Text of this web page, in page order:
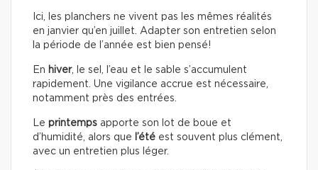
Ici, les planchers ne vivent pas les mêmes réalités
en janvier qu’en juillet. Adapter son entretien selon
la période de l’année est bien pensé!
En hiver, le sel, l’eau et le sable s’accumulent
rapidement. Une vigilance accrue est nécessaire,
notamment près des entrées.
Le printemps apporte son lot de boue et
d’humidité, alors que l’été est souvent plus clément,
avec un entretien plus léger.